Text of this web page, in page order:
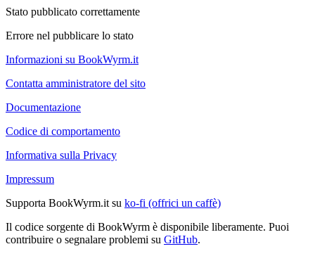
Stato pubblicato correttamente
Errore nel pubblicare lo stato
Informazioni su BookWyrm.it
Contatta amministratore del sito
Documentazione
Codice di comportamento
Informativa sulla Privacy
Impressum
Supporta BookWyrm.it su ko-fi (offrici un caffè)
Il codice sorgente di BookWyrm è disponibile liberamente. Puoi
contribuire o segnalare problemi su GitHub.